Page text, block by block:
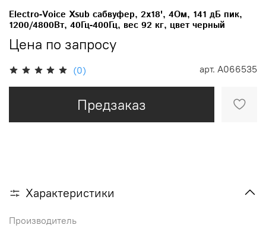
(0) арт. A066535
Electro-Voice Xsub сабвуфер, 2x18', 4Ом, 141 дБ пик,
1200/4800Вт, 40Гц-400Гц, вес 92 кг, цвет черный
Цена по запросу
Предзаказ
Характеристики
Производитель